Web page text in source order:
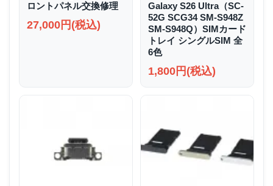
ロントパネル交換修理
27,000円(税込)
Galaxy S26 Ultra（SC-
52G SCG34 SM-S948Z
SM-S948Q）SIMカード
トレイ シングルSIM 全
6色
1,800円(税込)